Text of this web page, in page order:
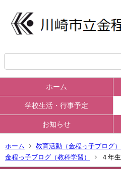
ホーム
学校生活・行事予定
お知らせ
ホーム
教育活動（金程っ子ブログ）
金程っ子ブログ（教科学習）
４年生